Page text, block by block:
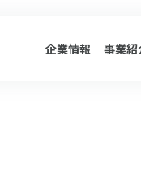
企業情報 事業紹